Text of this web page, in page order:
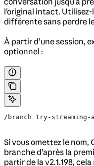
l’original intact.
différente sans perdre
À partir d’une session,
optionnel :
/branch try-streaming-
Si vous omettez le nom,
branche d’après la
partir de la v2.1.198,